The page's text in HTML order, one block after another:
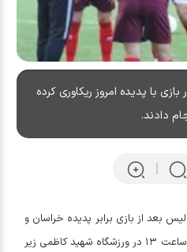
با پدیده امروز ریکاوری کرده
دادند.
بعد از بازی برابر پدیده خراسان و
بازگشت به تهران، امروز یکشنبه از ساعت ۱۳ در ورزشگاه شهید کاظمی زیر